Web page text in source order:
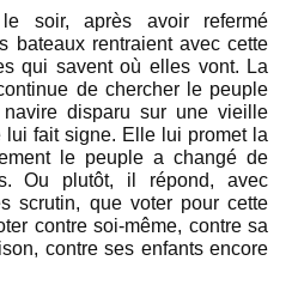
soir, après avoir refermé
bateaux rentraient avec cette
qui savent où elles vont. La
de chercher le peuple
disparu sur une vieille
lui fait signe. Elle lui promet la
le peuple a changé de
Ou plutôt, il répond, avec
scrutin, que voter pour cette
contre soi-même, contre sa
contre ses enfants encore